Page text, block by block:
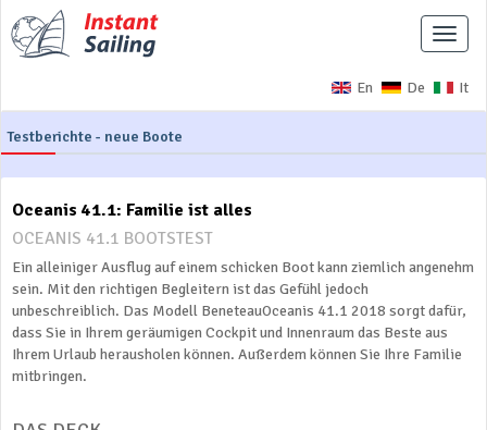
En De It
Testberichte - neue Boote
Oceanis 41.1: Familie ist alles
OCEANIS 41.1 BOOTSTEST
Ein alleiniger Ausflug auf einem schicken Boot kann ziemlich angenehm
sein. Mit den richtigen Begleitern ist das Gefühl jedoch
unbeschreiblich. Das Modell BeneteauOceanis 41.1 2018 sorgt dafür,
dass Sie in Ihrem geräumigen Cockpit und Innenraum das Beste aus
Ihrem Urlaub herausholen können. Außerdem können Sie Ihre Familie
mitbringen.